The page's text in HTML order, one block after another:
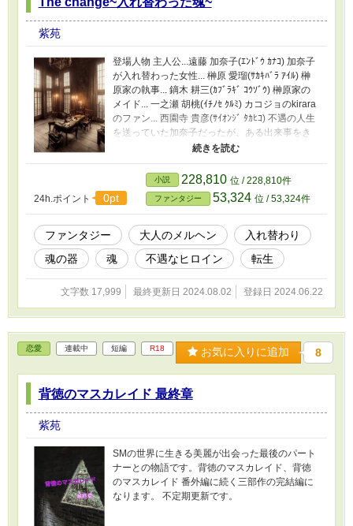
紫苑
登場人物 主人公...遠藤 加奈子(ｴﾝﾄﾞｳ ｶﾅｺ) 加奈子
が入れ替わった女性... 榊原 愛瑠(ｻｶｷﾊﾞﾗ ｱｲﾙ) 榊
原家の執事... 鏑木 耕三(ｶﾌﾞﾗｷﾞ ｺｳｿﾞｳ) 榊原家の
メイド... 一之瀬 胡桃(ｲﾁﾉｾ ｸﾙﾐ) カコジョのkirara
のファン... 西園寺 貴彦(ｻｲｵﾝｼﾞ ﾀｶﾋｺ) 不遇の人生
を送っていた加奈子だったが、ある出来事をき
っかけに彼女の人生は一変した... 不定期更新で
24h.ポイント 0pt
小説 228,810 位 / 228,810件
ファンタジー 53,324 位 / 53,324件
ファンタジー 大人のメルヘン
入れ替わり
魂の器
魂 不遇なヒロイン 転生
文字数 17,999 最終更新日 2024.08.02 登録日 2024.06.22
恋愛 連載中 短編 R18 お気に入りに追加 8
背徳のマスカレイド 最終章
紫苑
SMの世界に生きる美麗が出会った最後のパート
ナーとの物語です。背徳のマスカレイド、背徳
のマスカレイド 番外編に続く三部作の完結編に
なります。 不定期更新です。